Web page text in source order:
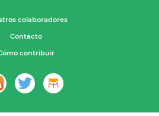
colaboradores
Contacto
contribuir